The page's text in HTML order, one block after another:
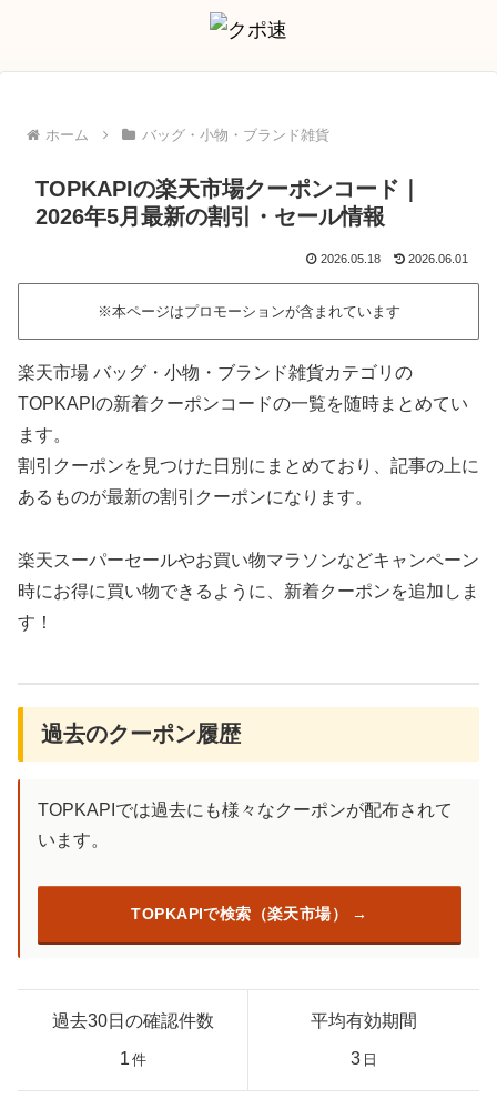
ホーム バッグ・小物・ブランド雑貨
TOPKAPIの楽天市場クーポンコード｜
2026年5月最新の割引・セール情報
2026.05.18 2026.06.01
※本ページはプロモーションが含まれています
楽天市場 バッグ・小物・ブランド雑貨カテゴリの
TOPKAPIの新着クーポンコードの一覧を随時まとめてい
ます。
割引クーポンを見つけた日別にまとめており、記事の上に
あるものが最新の割引クーポンになります。
楽天スーパーセールやお買い物マラソンなどキャンペーン
時にお得に買い物できるように、新着クーポンを追加しま
す！
過去のクーポン履歴
TOPKAPIでは過去にも様々なクーポンが配布されて
います。
TOPKAPIで検索（楽天市場）
過去30日の確認件数
1件
平均有効期間
3 日